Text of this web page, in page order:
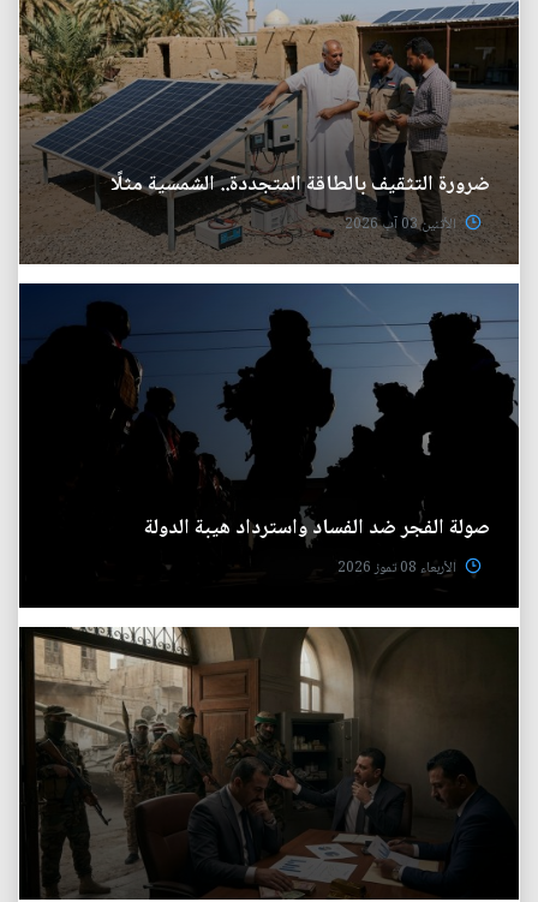
ضرورة التثقيف بالطاقة المتجددة.. الشمسية مثلًا
الأثنين 03 آب 2026
صولة الفجر ضد الفساد واسترداد هيبة الدولة
الأربعاء 08 تموز 2026